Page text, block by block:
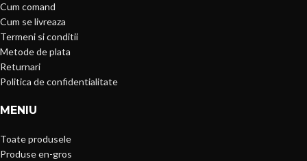
Cum comand
Cum se livreaza
Termeni si conditii
Metode de plata
Returnari
Politica de confidentialitate
MENIU
Toate produsele
Produse en-gros